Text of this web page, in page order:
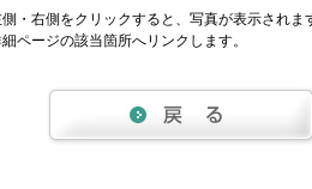
・右側をクリックすると、写真が表示されま
ページの該当箇所へリンクします。